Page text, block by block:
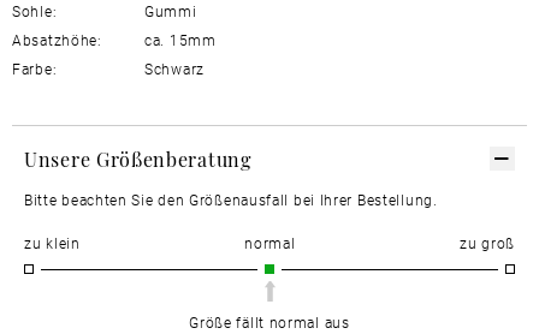
Sohle:
Gummi
Absatzhöhe:
ca. 15mm
Farbe:
Schwarz
Unsere Größenberatung
Bitte beachten Sie den Größenausfall bei Ihrer Bestellung.
zu klein normal zu groß
Größe fällt normal aus